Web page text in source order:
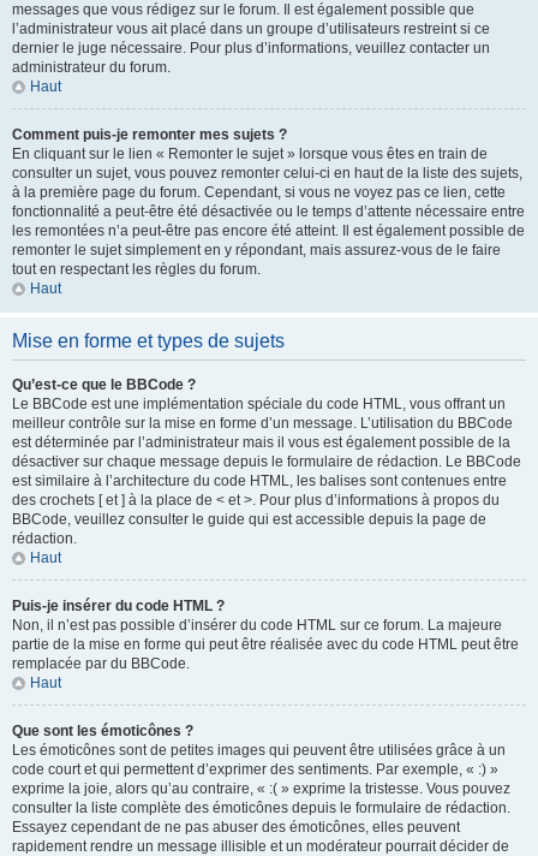
messages que vous rédigez sur le forum. Il est également possible que
l’administrateur vous ait placé dans un groupe d’utilisateurs restreint si ce
dernier le juge nécessaire. Pour plus d’informations, veuillez contacter un
administrateur du forum.
Haut
Comment puis-je remonter mes sujets ?
En cliquant sur le lien « Remonter le sujet » lorsque vous êtes en train de
consulter un sujet, vous pouvez remonter celui-ci en haut de la liste des sujets,
à la première page du forum. Cependant, si vous ne voyez pas ce lien, cette
fonctionnalité a peut-être été désactivée ou le temps d’attente nécessaire entre
les remontées n’a peut-être pas encore été atteint. Il est également possible de
remonter le sujet simplement en y répondant, mais assurez-vous de le faire
tout en respectant les règles du forum.
Haut
Mise en forme et types de sujets
Qu’est-ce que le BBCode ?
Le BBCode est une implémentation spéciale du code HTML, vous offrant un
meilleur contrôle sur la mise en forme d’un message. L’utilisation du BBCode
est déterminée par l’administrateur mais il vous est également possible de la
désactiver sur chaque message depuis le formulaire de rédaction. Le BBCode
est similaire à l’architecture du code HTML, les balises sont contenues entre
des crochets [ et ] à la place de < et >. Pour plus d’informations à propos du
BBCode, veuillez consulter le guide qui est accessible depuis la page de
rédaction.
Haut
Puis-je insérer du code HTML ?
Non, il n’est pas possible d’insérer du code HTML sur ce forum. La majeure
partie de la mise en forme qui peut être réalisée avec du code HTML peut être
remplacée par du BBCode.
Haut
Que sont les émoticônes ?
Les émoticônes sont de petites images qui peuvent être utilisées grâce à un
code court et qui permettent d’exprimer des sentiments. Par exemple, « :) »
exprime la joie, alors qu’au contraire, « :( » exprime la tristesse. Vous pouvez
consulter la liste complète des émoticônes depuis le formulaire de rédaction.
Essayez cependant de ne pas abuser des émoticônes, elles peuvent
rapidement rendre un message illisible et un modérateur pourrait décider de